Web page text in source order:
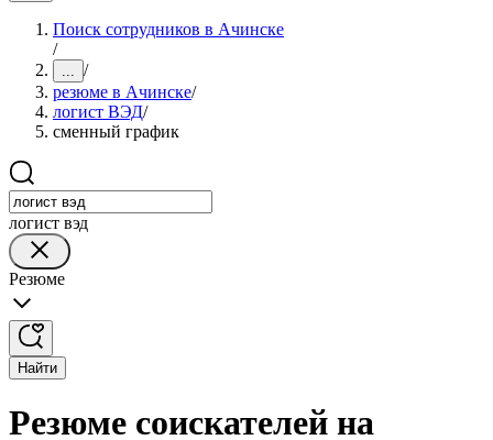
Поиск сотрудников в Ачинске
/
... /
резюме в Ачинске/
логист ВЭД/
сменный график
логист вэд
Резюме
Найти
Резюме соискателей на